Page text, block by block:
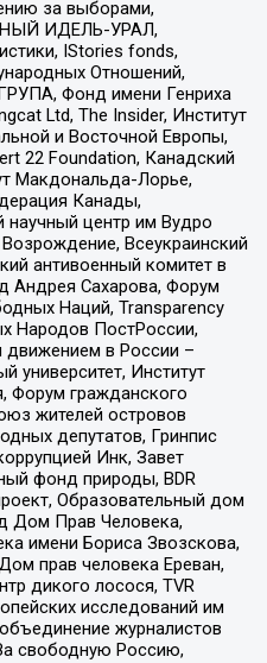
за выборами,
ИДЕЛЬ-УРАЛ,
IStories fonds,
Отношений,
Фонд имени Генриха
Ltd, The Insider, Институт
и Восточной Европы,
22 Foundation, Канадский
Макдональда-Лорье,
Канады,
центр им Вудро
Всеукраинский
антивоенный комитет в
Андрея Сахарова, Форум
Наций, Transparеncy
Народов ПостРоссии,
движением в России –
университет, Институт
Форум гражданского
жителей островов
депутатов, Гринпис
Инк, Завет
фонд природы, BDR
Образовательный дом
Дом Прав Человека,
имени Бориса Звозскова,
прав человека Ереван,
дикого лосося, TVR
исследований им
журналистов
свободную Россию,